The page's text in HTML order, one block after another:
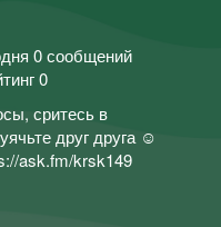
0 сообщений
0
сритесь в
друг друга ☺️
ask.fm/krsk149